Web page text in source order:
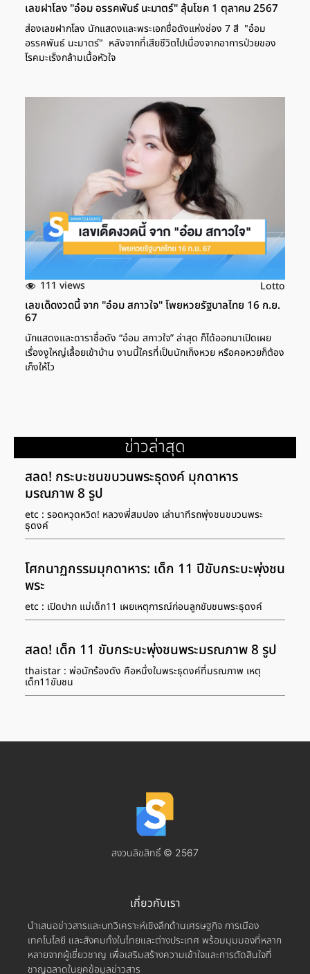
เลขฝาโลง "อ๋อม อรรคพันธ์ นะมาตร์" ลุ้นโชค 1 ตุลาคม 2567
ส่องเลขฝากโลง นักแสดงและพระเอกชื่อดังแห่งช่อง 7 สี "อ๋อม
อรรคพันธ์ นะมาตร์" หลังจากที่เสียชีวิตไปเนื่องจากอาการป่วยของ
โรคมะเร็งกล้ามเนื้อหัวใจ
111 views Lotto
เลขเด็ดงวดนี้ จาก "อ๋อม สกาวใจ" โพยหวยรัฐบาลไทย 16 ก.ย.
67
นักแสดงและดาราชื่อดัง “อ๋อม สกาวใจ” ล่าสุด ก็ได้ออกมาเปิดเผย
เรื่องงูใหญ่เลื้อยเข้าบ้าน งานนี้ใครที่เป็นนักเก็งหวย หรือคอหวยก็ต้อง
เก็งให้ไว
ข่าวล่าสุด
สลด! กระบะชนขบวนพระธุดงค์ มุกดาหาร
มรณภาพ 8 รูป
etc : รอดหวุดหวิด! หลวงพี่สมปอง เล่านาทีรถพุ่งชนขบวนพระ
ธุดงค์
โศกนาฏกรรมมุกดาหาร: เด็ก 11 ปีขับกระบะพุ่งชน
พระ
etc : เปิดปาก แม่เด็ก11 เผยเหตุการณ์ก่อนลูกขับชนพระธุดงค์
สลด! เด็ก 11 ขับกระบะพุ่งชนพระมรณภาพ 8 รูป
thaistar : พ่อนักร้องดัง คือหนึ่งในพระธุดงค์ที่มรณภาพ เหตุ
เด็ก11ขับชน
สงวนลิขสิทธิ์ © 2567
เกี่ยวกับเรา
นำเสนอข่าวสารและบทวิเคราะห์เชิงลึกด้านเศรษฐกิจ การเมือง
เทคโนโลยี และสังคมทั้งในไทยและต่างประเทศ พร้อมมุมมองที่หลาก
หลายจากผู้เชี่ยวชาญ เพื่อเสริมสร้างความเข้าใจและการตัดสินใจที่
ชาญฉลาดในยุคข้อมูลข่าวสาร